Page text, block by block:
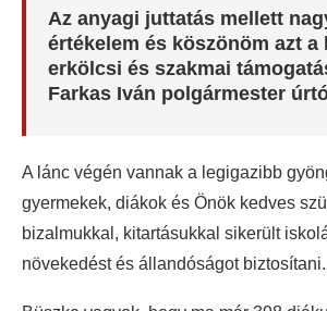
Az anyagi juttatás mellett
értékelem és köszönöm azt a
erkölcsi és szakmai
Farkas Iván polgármester
A lánc végén vannak a legigazibb
gyermekek, diákok és Önök kedves
bizalmukkal, kitartásukkal sikerült
növekedést és állandóságot biztosítani.